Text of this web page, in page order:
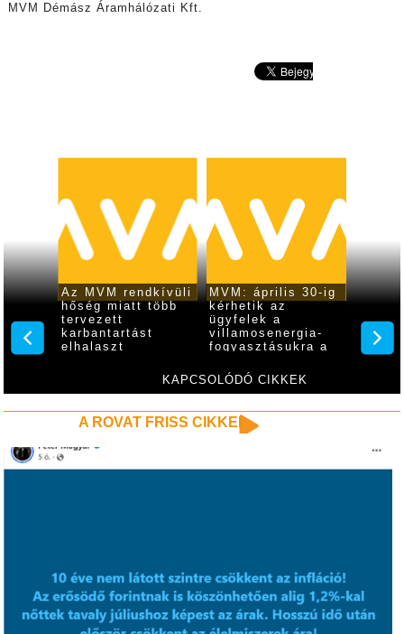
MVM Démász Áramhálózati Kft.
KAPCSOLÓDÓ CIKKEK
én
Az MVM rendkívüli
hőség miatt több
tervezett
karbantartást
elhalaszt
MVM: április 30-ig
kérhetik az
ügyfelek a
villamosenergia-
fogyasztásukra a
kedvezményt
Több
ki a
A ROVAT FRISS CIKKEI